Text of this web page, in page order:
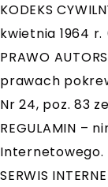
KODEKS
kwietnia 1964 r.
PRAWO
prawach
Nr 24, poz. 83
REGULAMIN –
Internetowego.
SERWIS